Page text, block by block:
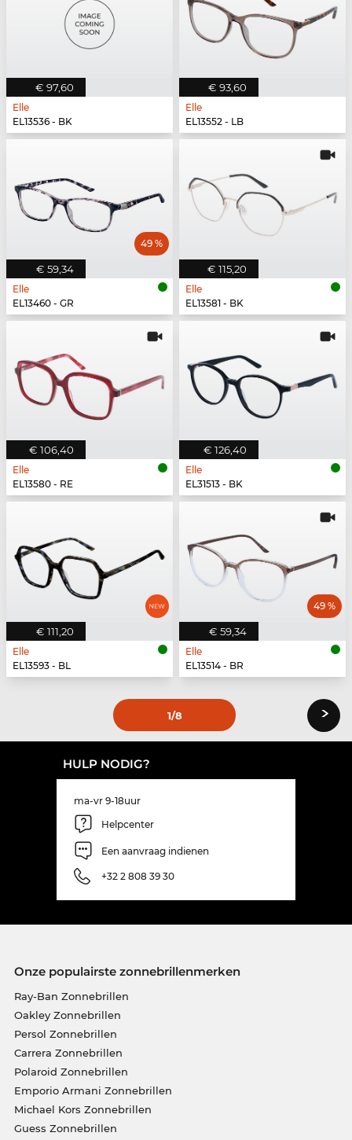
€ 97,60
Elle
EL13536 - BK
€ 93,60
Elle
EL13552 - LB
€ 59,34
49 %
Elle
EL13460 - GR
€ 115,20
Elle
EL13581 - BK
€ 106,40
Elle
EL13580 - RE
€ 126,40
Elle
EL31513 - BK
€ 111,20
Elle
EL13593 - BL
€ 59,34
49 %
Elle
EL13514 - BR
1/8 ›
HULP NODIG?
ma-vr 9-18uur
Helpcenter
Een aanvraag indienen
+32 2 808 39 30
Onze populairste zonnebrillenmerken
Ray-Ban Zonnebrillen
Oakley Zonnebrillen
Persol Zonnebrillen
Carrera Zonnebrillen
Polaroid Zonnebrillen
Emporio Armani Zonnebrillen
Michael Kors Zonnebrillen
Guess Zonnebrillen